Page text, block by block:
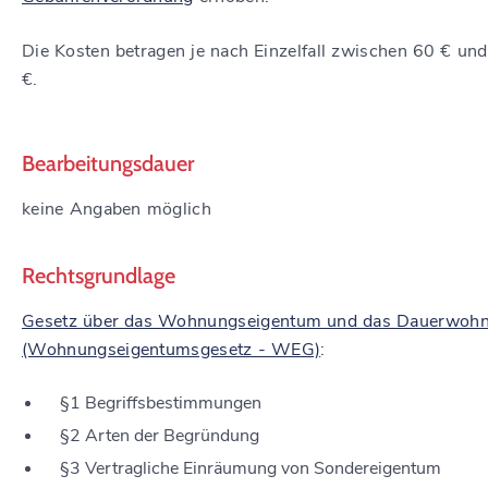
Die Kosten betragen je nach Einzelfall zwischen 60 €
€.
Bearbeitungsdauer
keine Angaben möglich
Rechtsgrundlage
Gesetz über das Wohnungseigentum und das
(Wohnungseigentumsgesetz - WEG):
§1 Begriffsbestimmungen
§2 Arten der Begründung
§3 Vertragliche Einräumung von Sondereigentum